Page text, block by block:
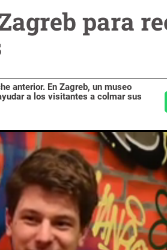
para
anterior. En Zagreb, un museo
a los visitantes a colmar sus